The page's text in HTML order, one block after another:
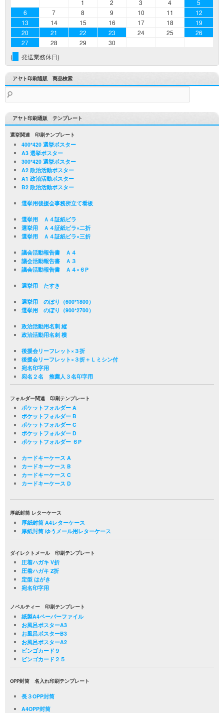
1 2 3 4
5
6
7 8 9 10 11
12
13
14 15 16 17 18
19
20
21 22 23 24 25
26
27
28 29
30
(
発送業務休日)
アヤト印刷通販 商品検索
検
索:
アヤト印刷通販 テンプレート
選挙関連 印刷テンプレート
400*420 選挙ポスター
A3 選挙ポスター
300*420 選挙ポスター
A2 政治活動ポスター
A1 政治活動ポスター
B2 政治活動ポスター
選挙用後援会事務所立て看板
選挙用 Ａ４証紙ビラ
選挙用 Ａ４証紙ビラ×二折
選挙用 Ａ４証紙ビラ×三折
議会活動報告書 Ａ４
議会活動報告書 Ａ３
議会活動報告書 Ａ４×６P
選挙用 たすき
選挙用 のぼり（600*1800）
選挙用 のぼり（900*2700）
政治活動用名刺 縦
政治活動用名刺 横
後援会リーフレット×３折
後援会リーフレット×３折＋Ｌミシン付
宛名印字用
宛名２名 推薦人３名印字用
フォルダー関連 印刷テンプレート
ポケットフォルダー A
ポケットフォルダー B
ポケットフォルダー C
ポケットフォルダー D
ポケットフォルダー ６P
カードキーケース A
カードキーケース B
カードキーケース C
カードキーケース D
厚紙封筒 レターケース
厚紙封筒 A4レターケース
厚紙封筒 ゆうメール用レターケース
ダイレクトメール 印刷テンプレート
圧着ハガキ V折
圧着ハガキ Z折
定型 はがき
宛名印字用
ノベルティー 印刷テンプレート
紙製A4ペーパーファイル
お風呂ポスターA3
お風呂ポスターB3
お風呂ポスターA2
ビンゴカード９
ビンゴカード２５
OPP封筒 名入れ印刷テンプレート
長３OPP封筒
A4OPP封筒